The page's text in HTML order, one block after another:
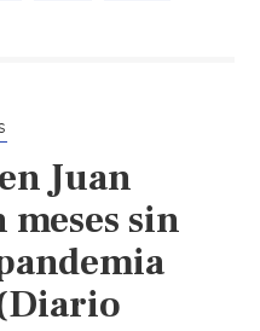
Sol
Juan
sin